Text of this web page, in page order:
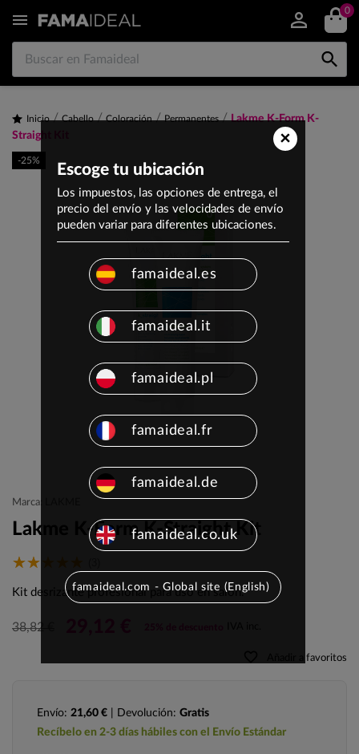
 0

-25%
Inicio Cabello Coloración Permanentes
Lakme K-Form K-
Straight Kit
Marca: LAKME
Lakme K-Form K-Straight Kit
Kit desrizante profesional para uso en salón.
38,82 €
Añadir a favoritos
Envío: 21,60 € | Devolución: Gratis
Recíbelo en 2-3 días hábiles con el Envío Estándar
×
Escoge tu ubicación
Los impuestos, las opciones de entrega, el
precio del envío y las velocidades de envío
pueden variar para diferentes ubicaciones.
famaideal.es
famaideal.it
famaideal.pl
famaideal.fr
famaideal.de
famaideal.co.uk
famaideal.com - Global site (English)